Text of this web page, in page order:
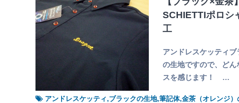
SCHIETTIポロシ
工
アンドレスケッティ
の生地ですので、ど
スを感じます！ …
アンドレスケッティ,ブラックの生地,筆記体,金茶（オレンジ）